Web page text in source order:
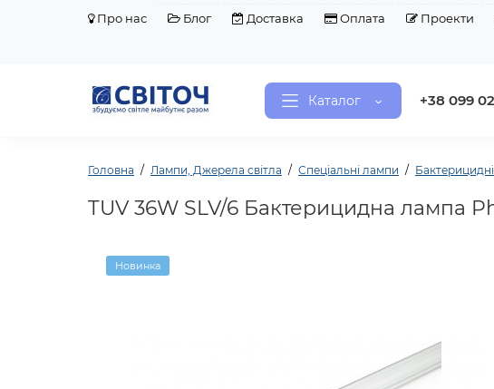
Про нас Блог Доставка Оплата Проекти
Каталог +38 099
Головна Лампи, Джерела світла Спеціальні лампи
TUV 36W SLV/6 Бактерицидна лампа
Новинка